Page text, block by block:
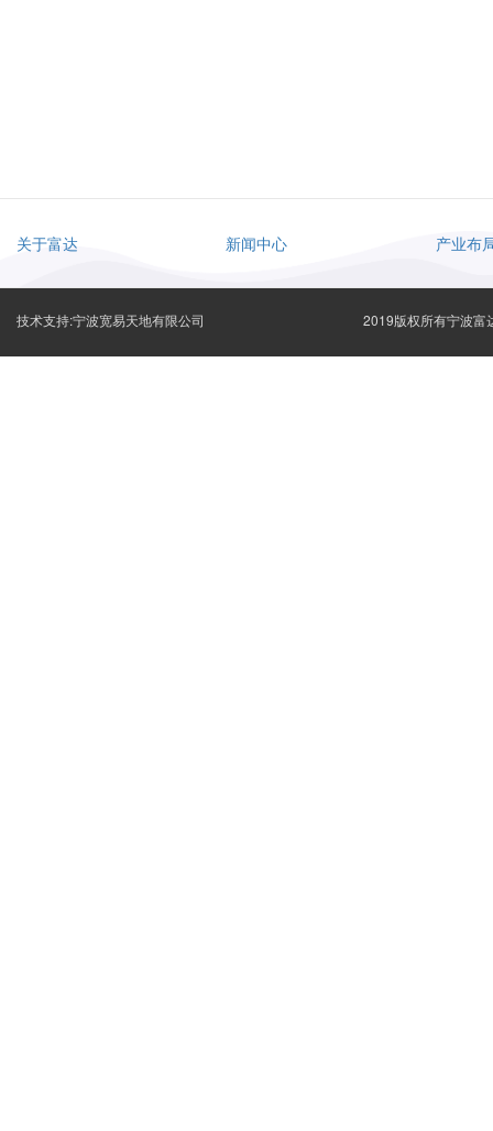
关于富达 新闻中心 产业布
技术支持:宁波宽易天地有限公司 2019版权所有宁波富